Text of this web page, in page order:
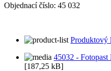
Objednací číslo: 45 032
Produktový
45032 -
[187,25 kB]